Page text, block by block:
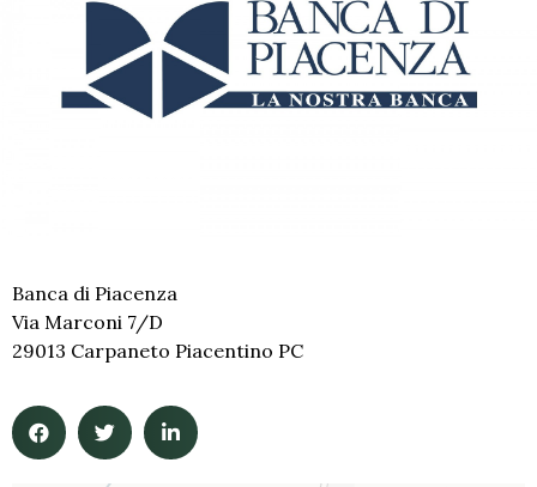
Banca di Piacenza
Via Marconi 7/D
29013 Carpaneto Piacentino PC